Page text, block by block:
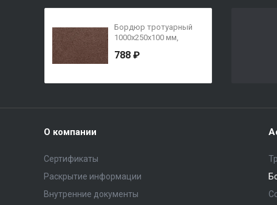
Бордюр тротуарный
1000х250х100 мм,
верхний прокрас
788 ₽
О компании
Сертификаты
Раскрытие информации
Внутренние документы